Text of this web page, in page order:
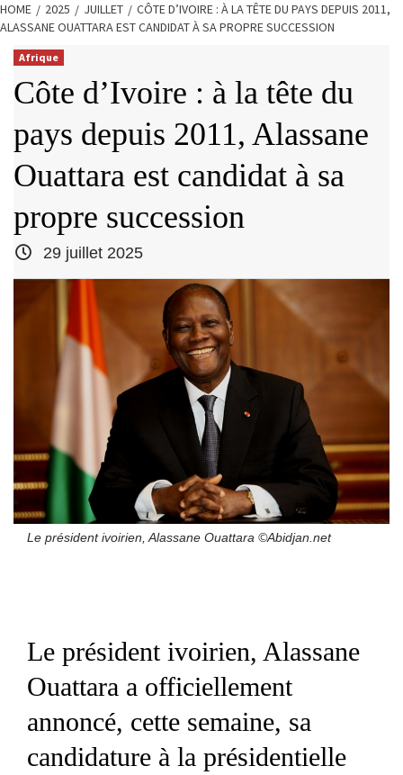
HOME 2025 JUILLET
CÔTE D’IVOIRE : À LA TÊTE DU PAYS DEPUIS 2011,
ALASSANE OUATTARA EST CANDIDAT À SA PROPRE SUCCESSION
Afrique
Côte d’Ivoire : à la tête du
pays depuis 2011, Alassane
Ouattara est candidat à sa
propre succession
29 juillet 2025
Le président ivoirien, Alassane Ouattara ©Abidjan.net
Le président ivoirien, Alassane
Ouattara a officiellement
annoncé, cette semaine, sa
candidature à la présidentielle